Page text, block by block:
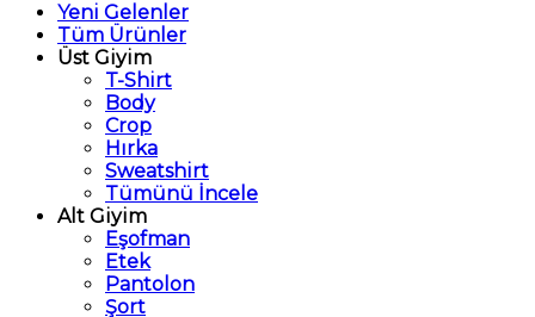
Yeni Gelenler
Tüm Ürünler
Üst Giyim
T-Shirt
Body
Crop
Hırka
Sweatshirt
Tümünü İncele
Alt Giyim
Eşofman
Etek
Pantolon
Şort